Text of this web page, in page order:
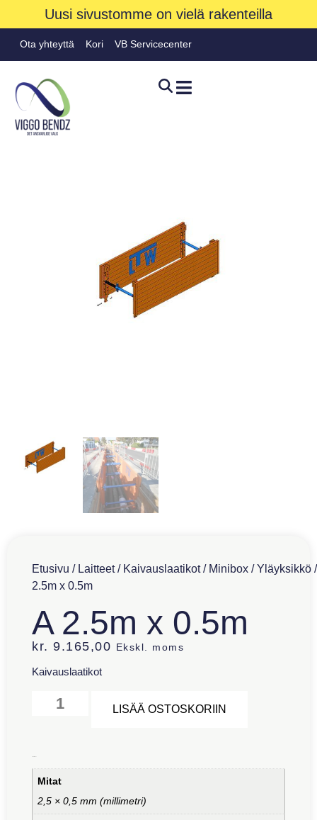
Uusi sivustomme on vielä rakenteilla
Ota yhteyttä Kori VB Servicecenter
Etusivu / Laitteet/ Kaivauslaatikot/ Minibox /Yläyksikkö
2.5m x 0.5m
A 2.5m x 0.5m
kr. 9.165,00 Ekskl. moms
Kaivauslaatikot
LISÄÄ OSTOSKORIIN
Mitat
2,5 × 0,5 mm (millimetri)